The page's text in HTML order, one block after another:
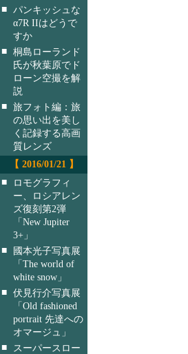
■ パンキッシュな
α7R IIはどうで
すか
■ 桐島ローランド
氏が秋葉原でド
ローン空撮を解
説
■ 旅フォト編：旅
の思い出を美し
く記録する高画
質レンズ
【 2016/01/21 】
■
ロモグラフィ
ー、ロシアレン
ズ復刻第2弾
「New Jupiter
3+」
■
國本光子写真展
「The world of
white snow」
■ 伏見行介写真展
「Old fashioned
portrait 先達への
オマージュ」
■
スーパースロー